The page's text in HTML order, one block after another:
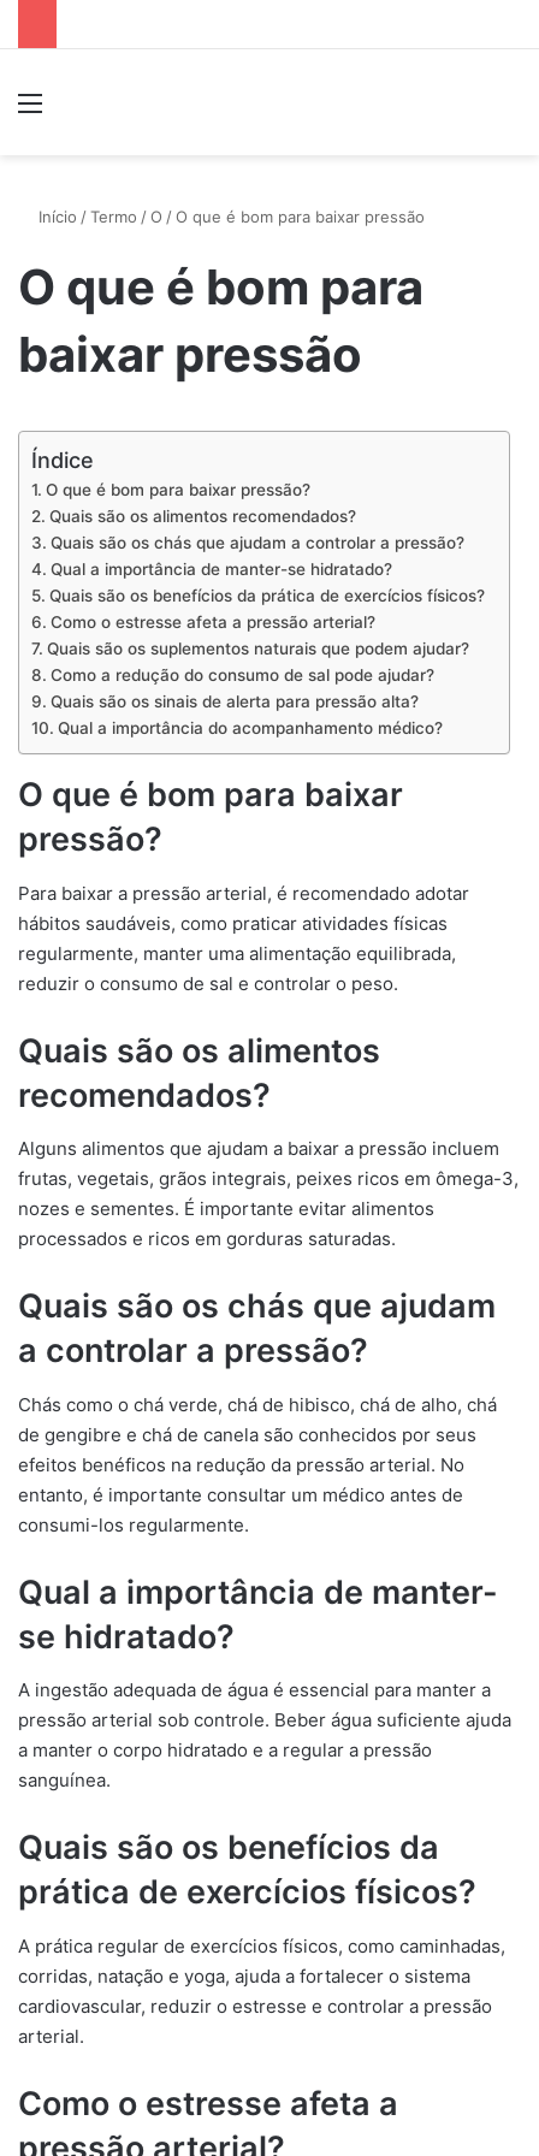
Início /Termo /O /O que é bom para baixar pressão
O que é bom para
baixar pressão
Índice
O que é bom para baixar pressão?
Quais são os alimentos recomendados?
Quais são os chás que ajudam a controlar a pressão?
Qual a importância de manter-se hidratado?
Quais são os benefícios da prática de exercícios físicos?
Como o estresse afeta a pressão arterial?
Quais são os suplementos naturais que podem ajudar?
Como a redução do consumo de sal pode ajudar?
Quais são os sinais de alerta para pressão alta?
Qual a importância do acompanhamento médico?
O que é bom para baixar
pressão?
Para baixar a pressão arterial, é recomendado adotar
hábitos saudáveis, como praticar atividades físicas
regularmente, manter uma alimentação equilibrada,
reduzir o consumo de sal e controlar o peso.
Quais são os alimentos
recomendados?
Alguns alimentos que ajudam a baixar a pressão incluem
frutas, vegetais, grãos integrais, peixes ricos em ômega-3,
nozes e sementes. É importante evitar alimentos
processados e ricos em gorduras saturadas.
Quais são os chás que ajudam
a controlar a pressão?
Chás como o chá verde, chá de hibisco, chá de alho, chá
de gengibre e chá de canela são conhecidos por seus
efeitos benéficos na redução da pressão arterial. No
entanto, é importante consultar um médico antes de
consumi-los regularmente.
Qual a importância de manter-
se hidratado?
A ingestão adequada de água é essencial para manter a
pressão arterial sob controle. Beber água suficiente ajuda
a manter o corpo hidratado e a regular a pressão
sanguínea.
Quais são os benefícios da
prática de exercícios físicos?
A prática regular de exercícios físicos, como caminhadas,
corridas, natação e yoga, ajuda a fortalecer o sistema
cardiovascular, reduzir o estresse e controlar a pressão
arterial.
Como o estresse afeta a
pressão arterial?